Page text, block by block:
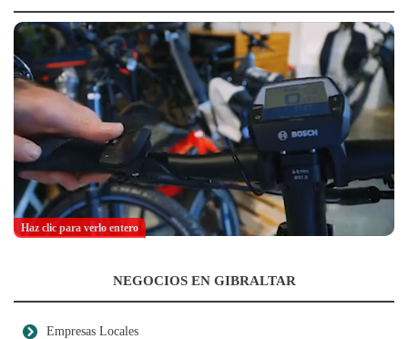
Haz clic para verlo entero
NEGOCIOS EN GIBRALTAR
Empresas Locales